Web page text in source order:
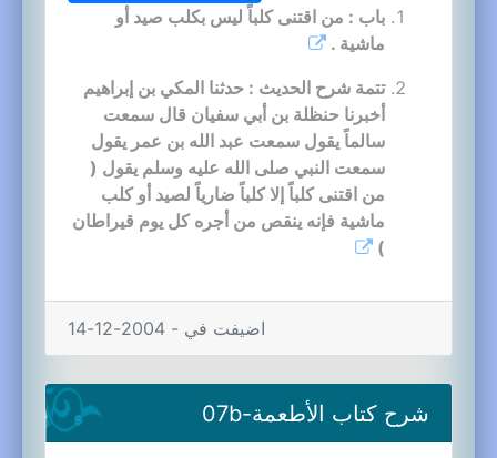
باب : من اقتنى كلباً ليس بكلب صيد أو
ماشية .
تتمة شرح الحديث : حدثنا المكي بن إبراهيم
أخبرنا حنظلة بن أبي سفيان قال سمعت
سالماً يقول سمعت عبد الله بن عمر يقول
سمعت النبي صلى الله عليه وسلم يقول (
من اقتنى كلباً إلا كلباً ضارياً لصيد أو كلب
ماشية فإنه ينقص من أجره كل يوم قيراطان
)
اضيفت في - 2004-12-14
شرح كتاب الأطعمة-07b